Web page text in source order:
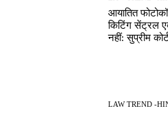
आयातित
किटिंग सेंट्रल
नहीं: सुप्रीम
LAW TREND -